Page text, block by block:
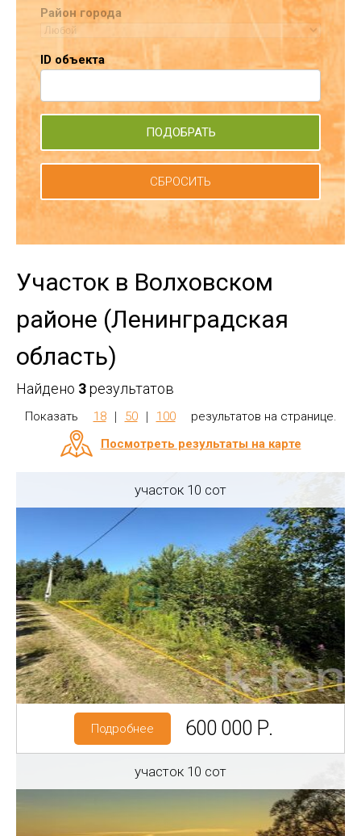
Район города
ID объекта
СБРОСИТЬ
Участок в Волховском
районе (Ленинградская
область)
Найдено 3результатов
Показать 18 50 100
результатов на странице.
Посмотреть результаты на карте
участок 10 сот
Регион: Ленинградская область
Район: Волховский р-н
ДНП Рыбацкое тер
Категория земель: СНТ, ДНП
Подробнее 600 000 Р.
участок 10 сот